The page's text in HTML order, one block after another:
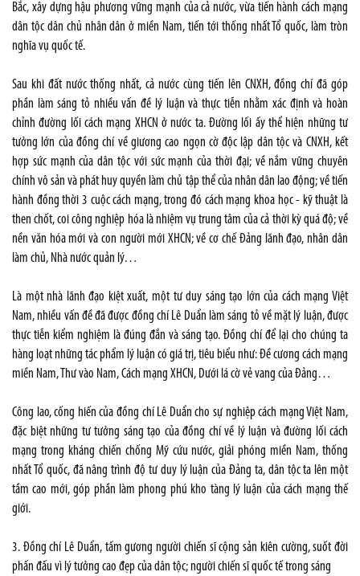
Bắc, xây dựng hậu phương vững mạnh của cả nước, vừa tiến hành cách mạng
dân tộc dân chủ nhân dân ở miền Nam, tiến tới thống nhất Tổ quốc, làm tròn
nghĩa vụ quốc tế.
Sau khi đất nước thống nhất, cả nước cùng tiến lên CNXH, đồng chí đã góp
phần làm sáng tỏ nhiều vấn đề lý luận và thực tiễn nhằm xác định và hoàn
chỉnh đường lối cách mạng XHCN ở nước ta. Đường lối ấy thể hiện những tư
tưởng lớn của đồng chí về giương cao ngọn cờ độc lập dân tộc và CNXH, kết
hợp sức mạnh của dân tộc với sức mạnh của thời đại; về nắm vững chuyên
chính vô sản và phát huy quyền làm chủ tập thể của nhân dân lao động; về tiến
hành đồng thời 3 cuộc cách mạng, trong đó cách mạng khoa học - kỹ thuật là
then chốt, coi công nghiệp hóa là nhiệm vụ trung tâm của cả thời kỳ quá độ; về
nền văn hóa mới và con người mới XHCN; về cơ chế Đảng lãnh đạo, nhân dân
làm chủ, Nhà nước quản lý…
Là một nhà lãnh đạo kiệt xuất, một tư duy sáng tạo lớn của cách mạng Việt
Nam, nhiều vấn đề đã được đồng chí Lê Duẩn làm sáng tỏ về mặt lý luận, được
thực tiễn kiểm nghiệm là đúng đắn và sáng tạo. Đồng chí để lại cho chúng ta
hàng loạt những tác phẩm lý luận có giá trị, tiêu biểu như: Đề cương cách mạng
miền Nam, Thư vào Nam, Cách mạng XHCN, Dưới lá cờ vẻ vang của Đảng…
Công lao, cống hiến của đồng chí Lê Duẩn cho sự nghiệp cách mạng Việt Nam,
đặc biệt những tư tưởng sáng tạo của đồng chí về lý luận và đường lối cách
mạng trong kháng chiến chống Mỹ cứu nước, giải phóng miền Nam, thống
nhất Tổ quốc, đã nâng trình độ tư duy lý luận của Đảng ta, dân tộc ta lên một
tầm cao mới, góp phần làm phong phú kho tàng lý luận của cách mạng thế
giới.
3. Đồng chí Lê Duẩn, tấm gương người chiến sĩ cộng sản kiên cường, suốt đời
phấn đấu vì lý tưởng cao đẹp của dân tộc; người chiến sĩ quốc tế trong sáng